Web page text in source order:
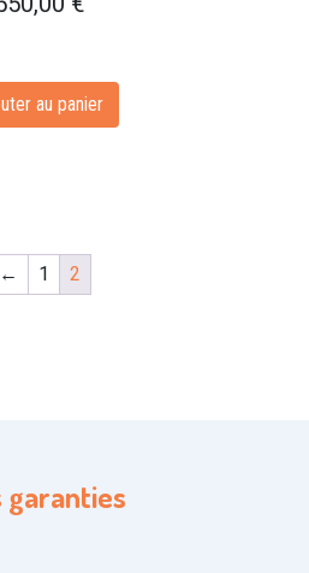
au panier
← 1 2
garanties